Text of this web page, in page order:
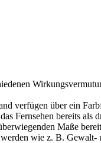
verfügen über ein
Fernsehen bereits als
Maße
wie z. B. Gewalt-